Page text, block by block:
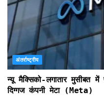
अंतर्राष्ट्रीय
न्यू मैक्सिको-लगातार मुसीबत
दिग्गज कंपनी मेटा (Meta)